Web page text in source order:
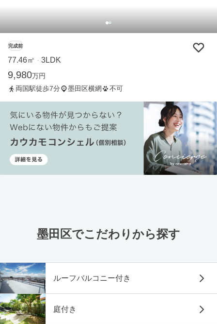
完成前
77.46㎡ ・ 3LDK
9,980万円
両国駅徒歩7分
墨田区横網 不可
墨田区でこだわりから探す
ルーフバルコニー付き
庭付き